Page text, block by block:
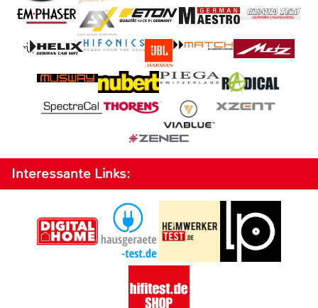
Interessante Links: